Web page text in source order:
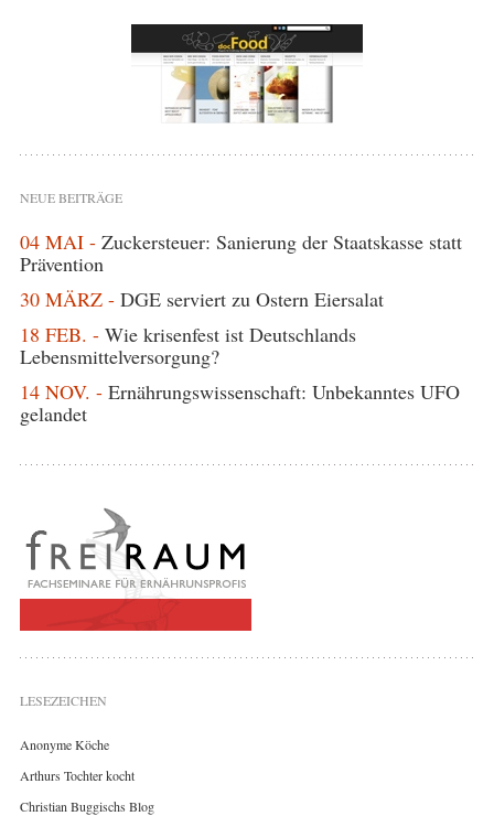
NEUE BEITRÄGE
04 MAI - Zuckersteuer: Sanierung der Staatskasse statt
Prävention
30 MÄRZ - DGE serviert zu Ostern Eiersalat
18 FEB. - Wie krisenfest ist Deutschlands
Lebensmittelversorgung?
14 NOV. - Ernährungswissenschaft: Unbekanntes UFO
gelandet
LESEZEICHEN
Anonyme Köche
Arthurs Tochter kocht
Christian Buggischs Blog